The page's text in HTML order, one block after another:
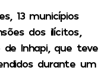
13 municípios
dos ilícitos,
Inhapi, que teve
durante um